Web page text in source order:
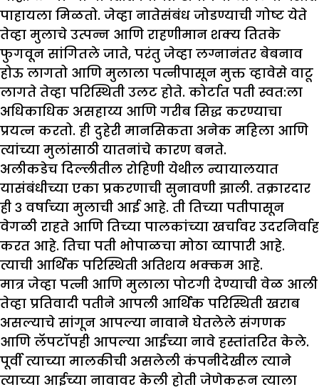
पाहायला मिळतो. जेव्हा नातेसंबंध जोडण्याची गोष्ट येते
तेव्हा मुलाचे उत्पन्न आणि राहणीमान शक्य तितके
फुगवून सांगितले जाते, परंतु जेव्हा लग्नानंतर बेबनाव
होऊ लागतो आणि मुलाला पत्नीपासून मुक्त व्हावेसे वाटू
लागते तेव्हा परिस्थिती उलट होते. कोर्टात पती स्वत:ला
अधिकाधिक असहाय्य आणि गरीब सिद्ध करण्याचा
प्रयत्न करतो. ही दुहेरी मानसिकता अनेक महिला आणि
त्यांच्या मुलांसाठी यातनांचे कारण बनते.
अलीकडेच दिल्लीतील रोहिणी येथील न्यायालयात
यासंबंधीच्या एका प्रकरणाची सुनावणी झाली. तक्रारदार
ही ३ वर्षाच्या मुलाची आई आहे. ती तिच्या पतीपासून
वेगळी राहते आणि तिच्या पालकांच्या खर्चावर उदरनिर्वाह
करत आहे. तिचा पती भोपाळचा मोठा व्यापारी आहे.
त्याची आर्थिक परिस्थिती अतिशय भक्कम आहे.
मात्र जेव्हा पत्नी आणि मुलाला पोटगी देण्याची वेळ आली
तेव्हा प्रतिवादी पतीने आपली आर्थिक परिस्थिती खराब
असल्याचे सांगून आपल्या नावाने घेतलेले संगणक
आणि लॅपटॉपही आपल्या आईच्या नावे हस्तांतरित केले.
पूर्वी त्याच्या मालकीची असलेली कंपनीदेखील त्याने
त्याच्या आईच्या नावावर केली होती जेणेकरून त्याला